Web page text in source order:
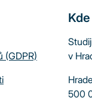
(GDPR)
v
500